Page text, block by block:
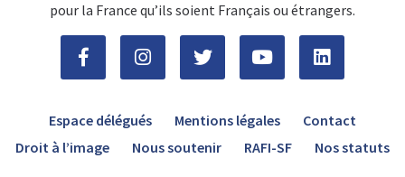
pour la France qu’ils soient Français ou étrangers.
Espace délégués Mentions légales
Contact
Droit à l’image
Nous soutenir RAFI-SF Nos statuts